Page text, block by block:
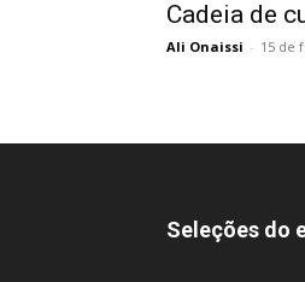
Cadeia de
Ali Onaissi - 15 de
Seleções do